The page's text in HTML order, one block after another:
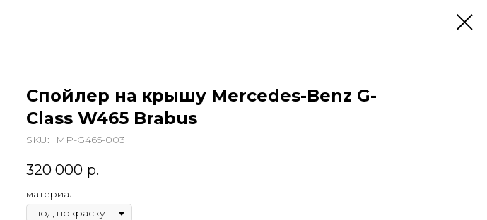
Спойлер на крышу Mercedes-Benz G-
Class W465 Brabus
SKU: IMP-G465-003
320 000 р.
материал